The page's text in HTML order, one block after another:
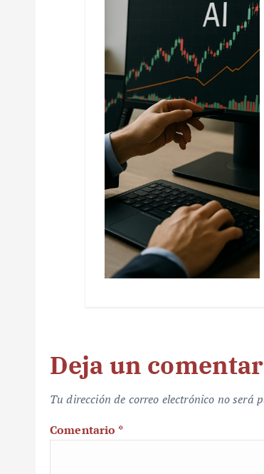
Deja un
Tu dirección de correo electrónico no será
Comentario *